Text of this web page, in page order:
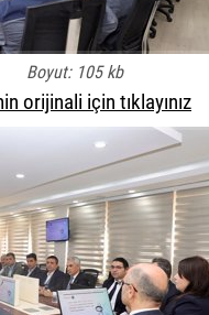
Boyut: 105 kb
orijinali için tıklayınız